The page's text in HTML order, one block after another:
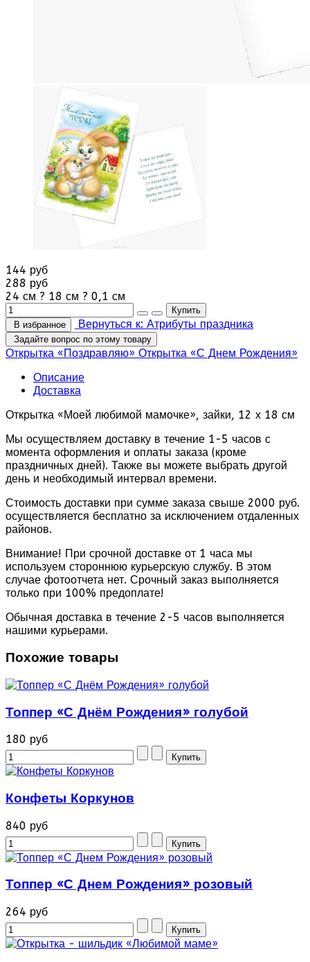
144 руб
288 руб
24 см ? 18 см ? 0,1 см
В избранное Вернуться к: Атрибуты праздника
Задайте вопрос по этому товару
Открытка «Поздравляю» Открытка «С Днем Рождения»
Описание
Доставка
Открытка «Моей любимой мамочке», зайки, 12 х 18 см
Мы осуществляем доставку в течение 1-5 часов с
момента оформления и оплаты заказа (кроме
праздничных дней). Также вы можете выбрать другой
день и необходимый интервал времени.
Стоимость доставки при сумме заказа свыше 2000 руб.
осуществляется бесплатно за исключением отдаленных
районов.
Внимание! При срочной доставке от 1 часа мы
используем стороннюю курьерскую службу. В этом
случае фотоотчета нет. Срочный заказ выполняется
только при 100% предоплате!
Обычная доставка в течение 2-5 часов выполняется
нашими курьерами.
Похожие товары
Топпер «С Днём Рождения» голубой
180 руб
Конфеты Коркунов
840 руб
Топпер «С Днем Рождения» розовый
264 руб